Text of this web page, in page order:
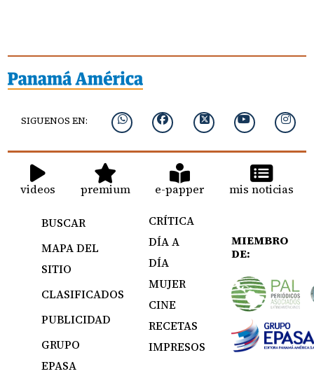
SIGUENOS EN:
videos premium e-papper mis noticias
BUSCAR
MAPA DEL
SITIO
CLASIFICADOS
PUBLICIDAD
GRUPO
EPASA
CRÍTICA
DÍA A
DÍA
MUJER
CINE
RECETAS
IMPRESOS
MIEMBRO
DE: